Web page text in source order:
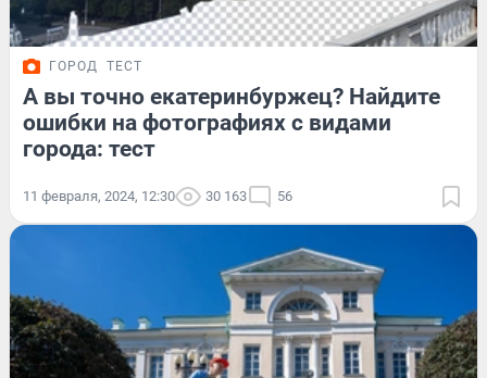
ГОРОД ТЕСТ
А вы точно екатеринбуржец? Найдите
ошибки на фотографиях с видами
города: тест
11 февраля, 2024, 12:30 30 163 56